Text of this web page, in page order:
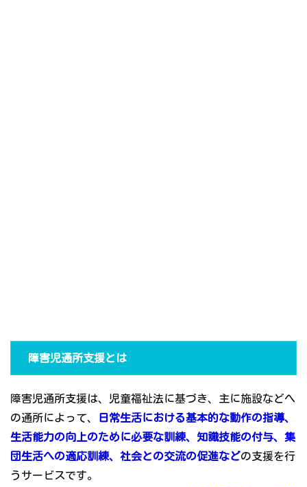
障害児通所支援とは
障害児通所支援は、児童福祉法に基づき、主に施設などへ
の通所によって、
日常生活における基本的な動作の指導、
生活能力の向上のために必要な訓練、知識技能の付与、集
団生活への適応訓練、社会との交流の促進などの支援を行
うサービスです。